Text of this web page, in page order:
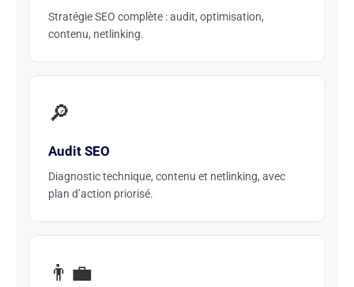
Stratégie SEO complète : audit, optimisation,
contenu, netlinking.
🔎
Audit SEO
Diagnostic technique, contenu et netlinking, avec
plan d’action priorisé.
👨‍💼